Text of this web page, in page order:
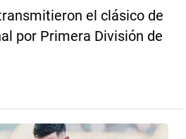
el clásico de
por Primera División de